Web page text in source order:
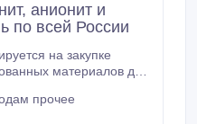
анионит и
по всей России
на закупке
материалов для
прочее